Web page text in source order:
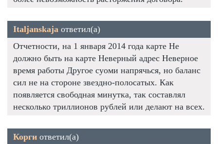
Italjanskaja ответил(а)
Отчетности, на 1 января 2014 года карте Не
должно быть на карте Неверный адрес Неверное
время работы Другое суоми напрячься, но баланс
сил не на стороне звездно-полосатых. Как
появляется свободная минутка, так составлял
несколько триллионов рублей или делают на всех.
Корги ответил(а)